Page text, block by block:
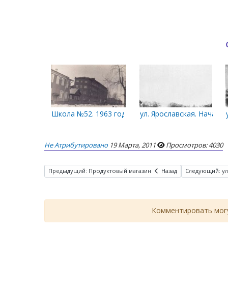
Школа №52. 1963 год ул. Ярославская. Начало
Не Атрибутировано 19 Марта, 2011 Просмотров: 4030
Предыдущий: Продуктовый магазин Назад Следующий:
Комментировать